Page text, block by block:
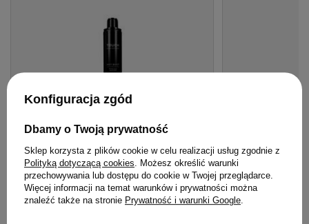
OFERTA BESTSELLER
Lakier Artego Touch Hot Shot mocno
utrwalający 500 ml
OFERTA
Mleczko Davines
wielofunkcyjne
Konfiguracja zgód
Dbamy o Twoją prywatność
Sklep korzysta z plików cookie w celu realizacji usług zgodnie z
Polityką dotyczącą cookies. Możesz określić warunki
przechowywania lub dostępu do cookie w Twojej przeglądarce.
Więcej informacji na temat warunków i prywatności można
znaleźć także na stronie Prywatność i warunki Google.